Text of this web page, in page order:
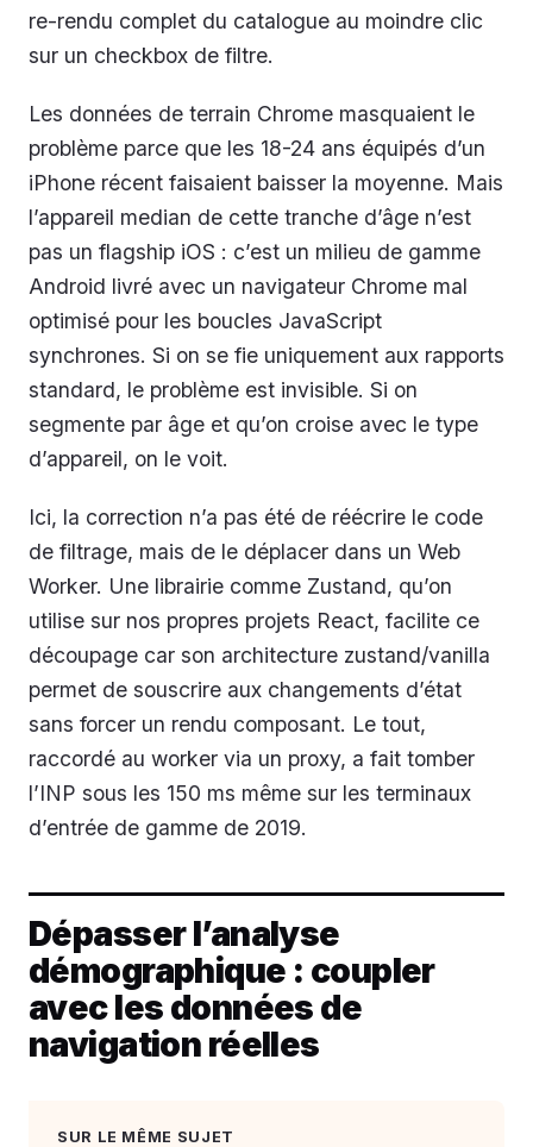
re-rendu complet du catalogue au moindre clic
sur un checkbox de filtre.
Les données de terrain Chrome masquaient le
problème parce que les 18-24 ans équipés d’un
iPhone récent faisaient baisser la moyenne. Mais
l’appareil median de cette tranche d’âge n’est
pas un flagship iOS : c’est un milieu de gamme
Android livré avec un navigateur Chrome mal
optimisé pour les boucles JavaScript
synchrones. Si on se fie uniquement aux rapports
standard, le problème est invisible. Si on
segmente par âge et qu’on croise avec le type
d’appareil, on le voit.
Ici, la correction n’a pas été de réécrire le code
de filtrage, mais de le déplacer dans un Web
Worker. Une librairie comme Zustand, qu’on
utilise sur nos propres projets React, facilite ce
découpage car son architecture zustand/vanilla
permet de souscrire aux changements d’état
sans forcer un rendu composant. Le tout,
raccordé au worker via un proxy, a fait tomber
l’INP sous les 150 ms même sur les terminaux
d’entrée de gamme de 2019.
Dépasser l’analyse
démographique : coupler
avec les données de
navigation réelles
SUR LE MÊME SUJET